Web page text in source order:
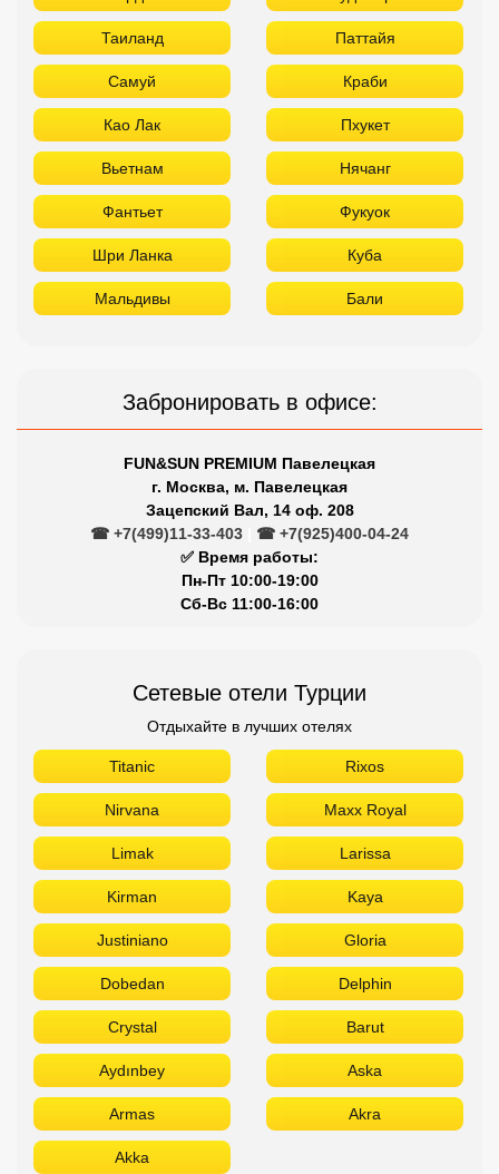
Таиланд Паттайя
Самуй Краби
Као Лак Пхукет
Вьетнам Нячанг
Фантьет Фукуок
Шри Ланка Куба
Мальдивы Бали
Забронировать в офисе:
FUN&SUN PREMIUM Павелецкая
г. Москва, м. Павелецкая
Зацепский Вал, 14 оф. 208
☎ +7(499)11-33-403
☎ +7(925)400-04-24
✅ Время работы:
Пн-Пт 10:00-19:00
Сб-Вс 11:00-16:00
Сетевые отели Турции
Отдыхайте в лучших отелях
Titanic Rixos
Nirvana Maxx Royal
Limak Larissa
Kirman Kaya
Justiniano Gloria
Dobedan Delphin
Crystal Barut
Aydınbey Aska
Armas Akra
Akka